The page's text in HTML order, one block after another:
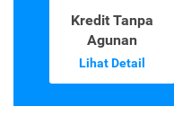
Kredit Tanpa
Agunan
Lihat Detail